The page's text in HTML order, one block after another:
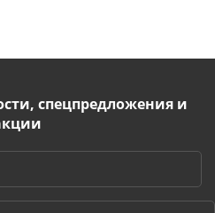
спецпредложения и